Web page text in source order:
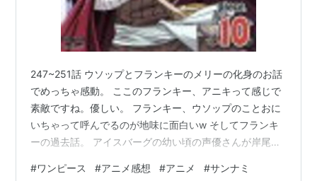
247~251話 ウソップとフランキーのメリーの化身のお話
でめっちゃ感動。 ここのフランキー、アニキって感じで
素敵ですね。優しい。 フランキー、ウソップのことおに
いちゃって呼んでるのが地味に面白いw そしてフランキ
ーの過去話。 アイスバーグの幼い頃の声優さんが岸尾さ
列車に乗り込む！ 【中古】 ONE PIECE ワンピース 8TH
#ワンピース #アニメ感想 #アニメ #サンナミ